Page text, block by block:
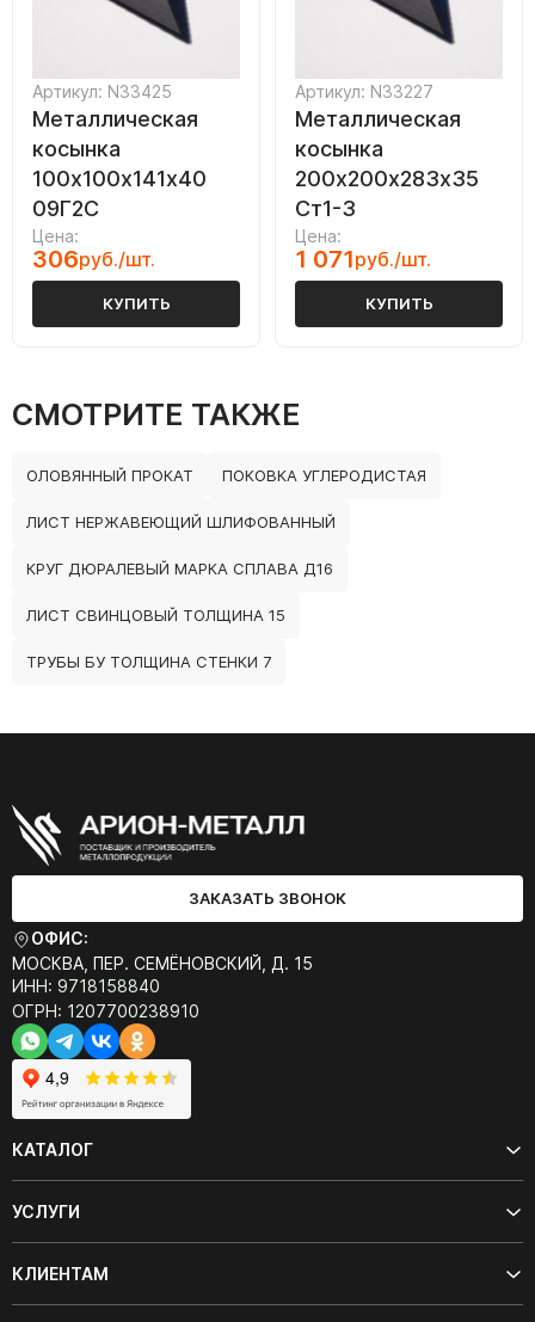
Артикул: N33425
Металлическая
косынка
100х100х141х40
09Г2С
Цена:
306руб./шт.
КУПИТЬ
Артикул: N33227
Металлическая
косынка
200х200х283х35
Ст1-3
Цена:
1 071руб./шт.
КУПИТЬ
СМОТРИТЕ ТАКЖЕ
ОЛОВЯННЫЙ ПРОКАТ ПОКОВКА УГЛЕРОДИСТАЯ
ЛИСТ НЕРЖАВЕЮЩИЙ ШЛИФОВАННЫЙ
КРУГ ДЮРАЛЕВЫЙ МАРКА СПЛАВА Д16
ЛИСТ СВИНЦОВЫЙ ТОЛЩИНА 15
ТРУБЫ БУ ТОЛЩИНА СТЕНКИ 7
ЗАКАЗАТЬ ЗВОНОК
ОФИС:
МОСКВА, ПЕР. СЕМЁНОВСКИЙ, Д. 15
ИНН: 9718158840
ОГРН: 1207700238910
КАТАЛОГ
УСЛУГИ
КЛИЕНТАМ